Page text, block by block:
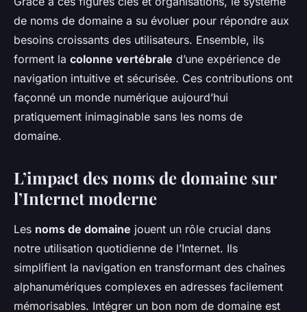
de noms de domaine a su évoluer pour répondre aux
besoins croissants des utilisateurs. Ensemble, ils
forment la colonne vertébrale d’une expérience de
navigation intuitive et sécurisée. Ces contributions ont
façonné un monde numérique aujourd’hui
pratiquement inimaginable sans les noms de
domaine.
L’impact des noms de domaine sur
l’Internet moderne
Les noms de domaine jouent un rôle crucial dans
notre utilisation quotidienne de l’Internet. Ils
simplifient la navigation en transformant des chaînes
alphanumériques complexes en adresses facilement
mémorisables. Intégrer un bon nom de domaine est